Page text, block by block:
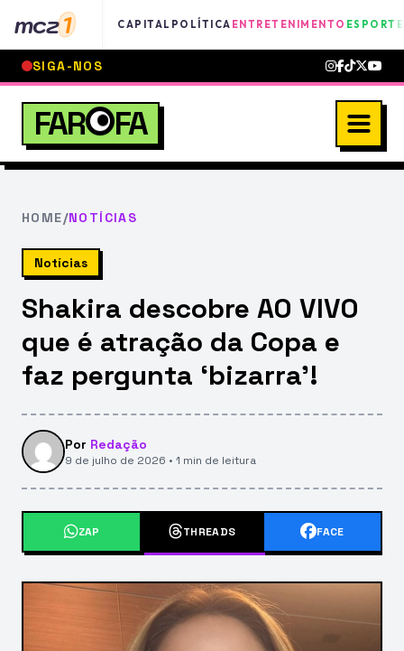
mcz1 CAPITAL POLÍTICA ENTRETENIMENTO
SIGA-NOS
FAR FA
HOME/NOTÍCIAS
Notícias
Shakira descobre AO VIVO
que é atração da Copa e
faz pergunta ‘bizarra’!
Por Redação
9 de julho de 2026 • 1 min de leitura
ZAP THREADS FACE